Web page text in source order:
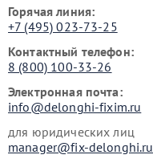
Горячая линия:
+7 (495) 023-73-25
Контактный телефон:
8 (800) 100-33-26
Электронная почта:
info@delonghi-fixim.ru
для юридических лиц
manager@fix-delonghi.ru